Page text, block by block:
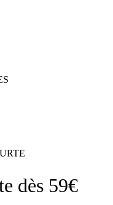
dès 59€